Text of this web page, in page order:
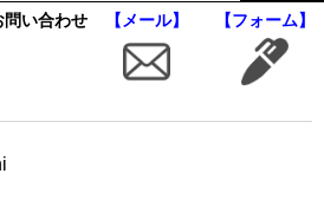
問い合わせ 【メール】 【フォーム】